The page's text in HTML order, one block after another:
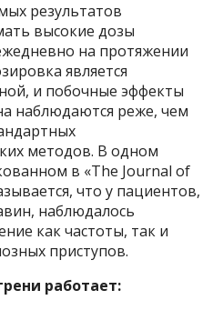
результатов
высокие дозы
на протяжении
является
и побочные эффекты
наблюдаются реже, чем
методов. В одном
в «The Journal of
что у пациентов,
наблюдалось
как частоты, так и
приступов.
работает: